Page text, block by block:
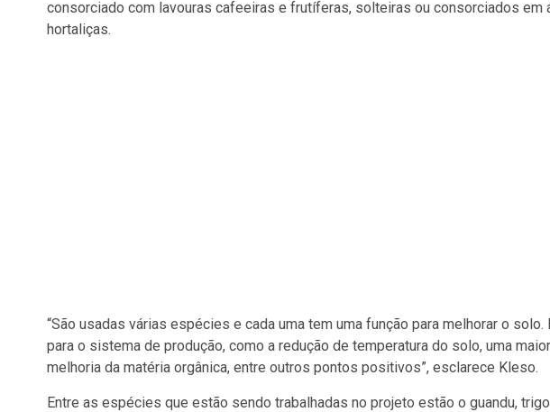
consorciado com lavouras cafeeiras e frutíferas, solteiras ou consorciados em
hortaliças.
“São usadas várias espécies e cada uma tem uma função para melhorar o
para o sistema de produção, como a redução de temperatura do solo, uma
melhoria da matéria orgânica, entre outros pontos positivos”, esclarece Kleso.
Entre as espécies que estão sendo trabalhadas no projeto estão o guandu,